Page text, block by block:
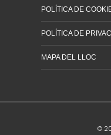
POLÍTICA DE
POLÍTICA DE
MAPA DEL LLOC
©